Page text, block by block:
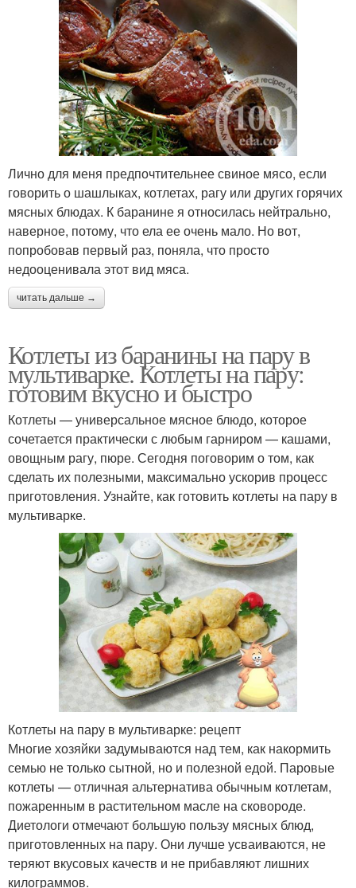
Лично для меня предпочтительнее свиное мясо, если
говорить о шашлыках, котлетах, рагу или других горячих
мясных блюдах. К баранине я относилась нейтрально,
наверное, потому, что ела ее очень мало. Но вот,
попробовав первый раз, поняла, что просто
недооценивала этот вид мяса.
читать дальше →
Котлеты из баранины на пару в
мультиварке. Котлеты на пару:
готовим вкусно и быстро
Котлеты — универсальное мясное блюдо, которое
сочетается практически с любым гарниром — кашами,
овощным рагу, пюре. Сегодня поговорим о том, как
сделать их полезными, максимально ускорив процесс
приготовления. Узнайте, как готовить котлеты на пару в
мультиварке.
Котлеты на пару в мультиварке: рецепт
Многие хозяйки задумываются над тем, как накормить
семью не только сытной, но и полезной едой. Паровые
котлеты — отличная альтернатива обычным котлетам,
пожаренным в растительном масле на сковороде.
Диетологи отмечают большую пользу мясных блюд,
приготовленных на пару. Они лучше усваиваются, не
теряют вкусовых качеств и не прибавляют лишних
килограммов.